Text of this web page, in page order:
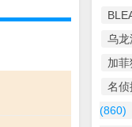
乌龙
加菲
名侦
(860)